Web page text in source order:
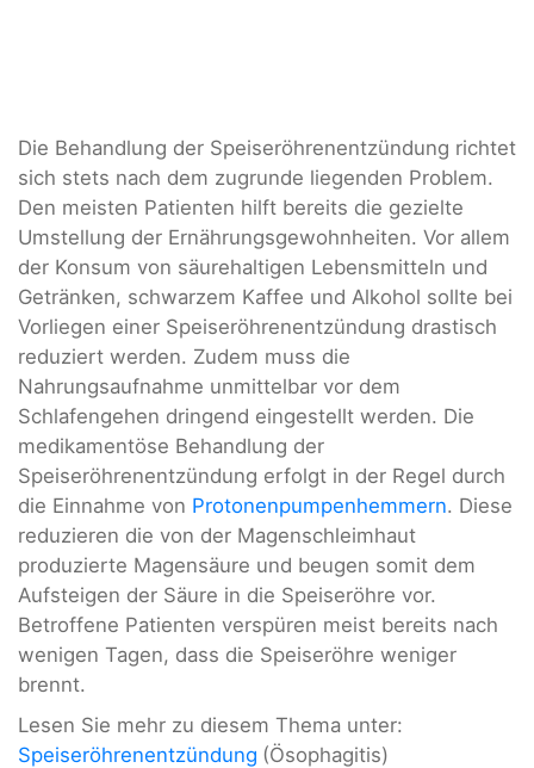
Die Behandlung der Speiseröhrenentzündung richtet
sich stets nach dem zugrunde liegenden Problem.
Den meisten Patienten hilft bereits die gezielte
Umstellung der Ernährungsgewohnheiten. Vor allem
der Konsum von säurehaltigen Lebensmitteln und
Getränken, schwarzem Kaffee und Alkohol sollte bei
Vorliegen einer Speiseröhrenentzündung drastisch
reduziert werden. Zudem muss die
Nahrungsaufnahme unmittelbar vor dem
Schlafengehen dringend eingestellt werden. Die
medikamentöse Behandlung der
Speiseröhrenentzündung erfolgt in der Regel durch
die Einnahme von Protonenpumpenhemmern. Diese
reduzieren die von der Magenschleimhaut
produzierte Magensäure und beugen somit dem
Aufsteigen der Säure in die Speiseröhre vor.
Betroffene Patienten verspüren meist bereits nach
wenigen Tagen, dass die Speiseröhre weniger
brennt.
Lesen Sie mehr zu diesem Thema unter:
Speiseröhrenentzündung (Ösophagitis)